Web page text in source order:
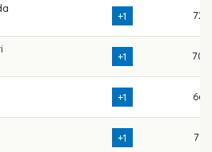
+1 72
+1 70
+1 66
+1 71